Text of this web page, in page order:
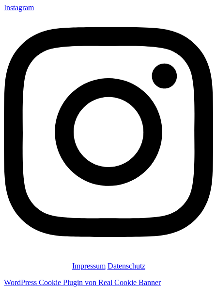
Instagram
Impressum Datenschutz
WordPress Cookie Plugin von Real Cookie Banner